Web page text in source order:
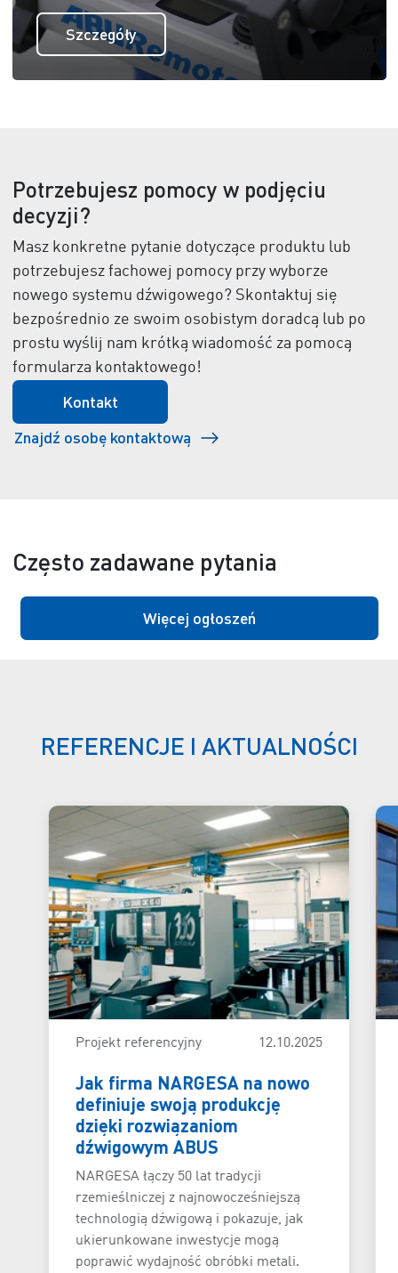
Szczegóły
Potrzebujesz pomocy w podjęciu
decyzji?
Masz konkretne pytanie dotyczące produktu lub
potrzebujesz fachowej pomocy przy wyborze
nowego systemu dźwigowego? Skontaktuj się
bezpośrednio ze swoim osobistym doradcą lub po
prostu wyślij nam krótką wiadomość za pomocą
formularza kontaktowego!
Kontakt
Znajdź osobę kontaktową
Często zadawane pytania
Więcej ogłoszeń
REFERENCJE I AKTUALNOŚCI
Projekt referencyjny 12.10.2025
Jak firma NARGESA na nowo
definiuje swoją produkcję
dzięki rozwiązaniom
dźwigowym ABUS
NARGESA łączy 50 lat tradycji
rzemieślniczej z najnowocześniejszą
technologią dźwigową i pokazuje, jak
ukierunkowane inwestycje mogą
poprawić wydajność obróbki metali.